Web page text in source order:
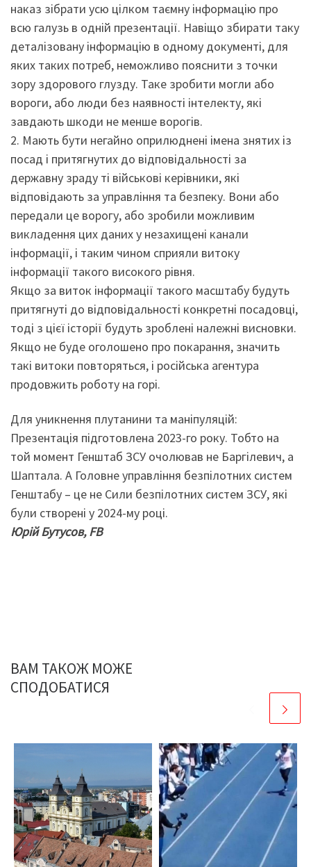
наказ зібрати усю цілком таємну інформацію про
всю галузь в одній презентації. Навіщо збирати таку
деталізовану інформацію в одному документі, для
яких таких потреб, неможливо пояснити з точки
зору здорового глузду. Таке зробити могли або
вороги, або люди без наявності інтелекту, які
завдають шкоди не менше ворогів.
2. Мають бути негайно оприлюднені імена знятих із
посад і притягнутих до відповідальності за
державну зраду ті військові керівники, які
відповідають за управління та безпеку. Вони або
передали це ворогу, або зробили можливим
викладення цих даних у незахищені канали
інформації, і таким чином сприяли витоку
інформації такого високого рівня.
Якщо за виток інформації такого масштабу будуть
притягнуті до відповідальності конкретні посадовці,
тоді з цієї історії будуть зроблені належні висновки.
Якщо не буде оголошено про покарання, значить
такі витоки повторяться, і російська агентура
продовжить роботу на горі.
Для уникнення плутанини та маніпуляцій:
Презентація підготовлена 2023-го року. Тобто на
той момент Генштаб ЗСУ очолював не Баргілевич, а
Шаптала. А Головне управління безпілотних систем
Генштабу – це не Сили безпілотних систем ЗСУ, які
були створені у 2024-му році.
Юрій Бутусов, FB
ВАМ ТАКОЖ МОЖЕ
СПОДОБАТИСЯ